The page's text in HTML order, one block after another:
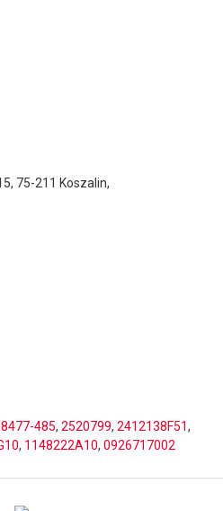
75-211 Koszalin,
485, 2520799, 2412138F51,
, 1148222A10, 0926717002